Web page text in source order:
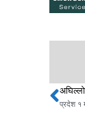
अघिल्लो
प्रदेश १